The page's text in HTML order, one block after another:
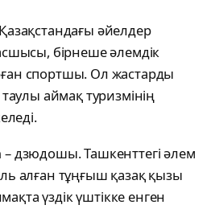
әйелдер
бірнеше әлемдік
спортшы. Ол жастарды
аймақ туризмінің
– дзюдошы. Ташкенттегі әлем
алған тұңғыш қазақ қызы
үздік үштікке енген